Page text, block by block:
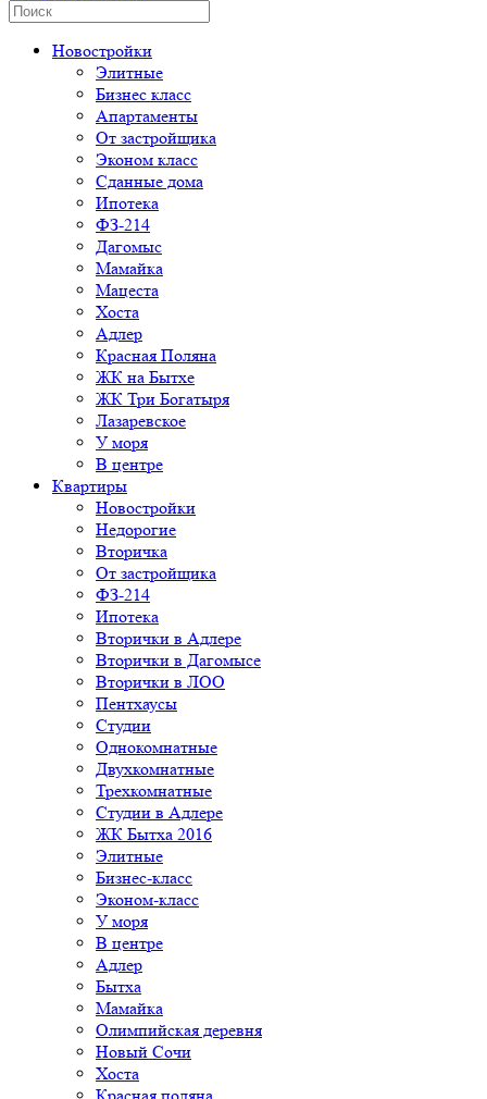
Новостройки
Элитные
Бизнес класс
Апартаменты
От застройщика
Эконом класс
Сданные дома
Ипотека
ФЗ-214
Дагомыс
Мамайка
Мацеста
Хоста
Адлер
Красная Поляна
ЖК на Бытхе
ЖК Три Богатыря
Лазаревское
У моря
В центре
Квартиры
Новостройки
Недорогие
Вторичка
От застройщика
ФЗ-214
Ипотека
Вторички в Адлере
Вторички в Дагомысе
Вторички в ЛОО
Пентхаусы
Студии
Однокомнатные
Двухкомнатные
Трехкомнатные
Студии в Адлере
ЖК Бытха 2016
Элитные
Бизнес-класс
Эконом-класс
У моря
В центре
Адлер
Бытха
Мамайка
Олимпийская деревня
Новый Сочи
Хоста